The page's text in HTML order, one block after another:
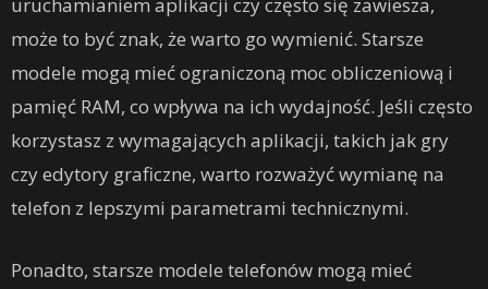
uruchamianiem aplikacji czy często się zawiesza,
może to być znak, że warto go wymienić. Starsze
modele mogą mieć ograniczoną moc obliczeniową i
pamięć RAM, co wpływa na ich wydajność. Jeśli często
korzystasz z wymagających aplikacji, takich jak gry
czy edytory graficzne, warto rozważyć wymianę na
telefon z lepszymi parametrami technicznymi.
Ponadto, starsze modele telefonów mogą mieć